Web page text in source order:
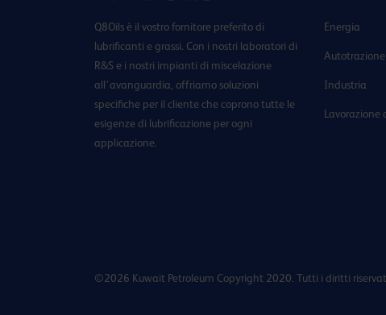
Q8Oils è il vostro fornitore preferito di
lubrificanti e grassi. Con i nostri laboratori di
R&S e i nostri impianti di miscelazione
all’avanguardia, offriamo soluzioni
specifiche per il cliente che coprono tutte le
esigenze di lubrificazione per ogni
applicazione.
Energia
Autotrazione
Industria
Lavorazione
©2026 Kuwait Petroleum Copyright 2020. Tutti i diritti